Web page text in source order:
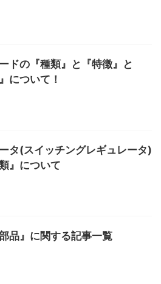
ドの『種類』と『特徴』と
について！
タ(スイッチングレギュレータ)
』について
部品』に関する記事一覧